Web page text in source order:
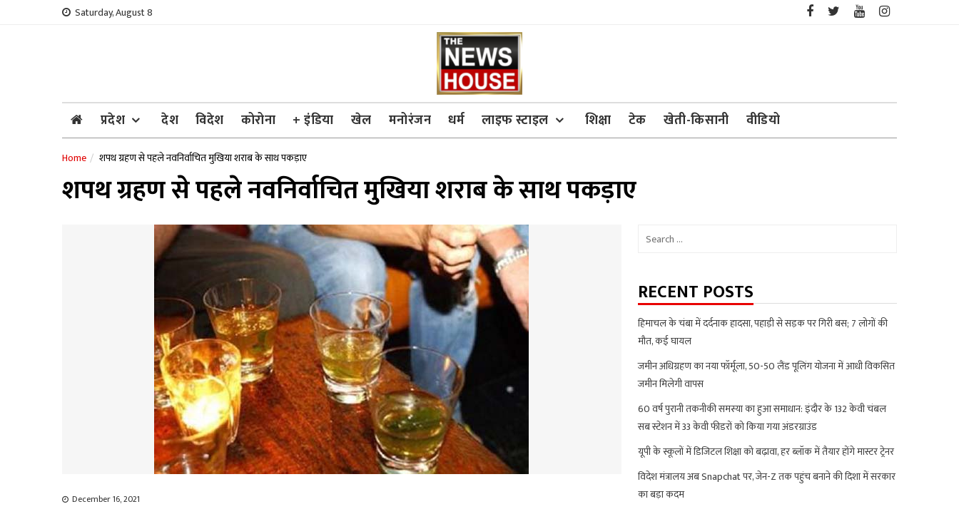
Saturday, August 8
प्रदेश देश विदेश कोरोना + इंडिया खेल मनोरंजन धर्म लाइफ स्टाइल शिक्षा टेक खेती-किसानी वीडियो
Home शपथ ग्रहण से पहले नवनिर्वाचित मुखिया शराब के साथ पकड़ाए
शपथ ग्रहण से पहले नवनिर्वाचित मुखिया शराब के साथ पकड़ाए
December 16, 2021
Search
RECENT POSTS
हिमाचल के चंबा में दर्दनाक हादसा, पहाड़ी से सड़क पर गिरी बस; 7 लोगों की
मौत, कई घायल
जमीन अधिग्रहण का नया फॉर्मूला, 50-50 लैंड पूलिंग योजना में आधी विकसित
जमीन मिलेगी वापस
60 वर्ष पुरानी तकनीकी समस्या का हुआ समाधान: इंदौर के 132 केवी चंबल
सब स्टेशन में 33 केवी फीडरों को किया गया अंडरग्राउंड
यूपी के स्कूलों में डिजिटल शिक्षा को बढ़ावा, हर ब्लॉक में तैयार होंगे मास्टर ट्रेनर
विदेश मंत्रालय अब Snapchat पर, जेन-Z तक पहुंच बनाने की दिशा में सरकार
का बड़ा कदम